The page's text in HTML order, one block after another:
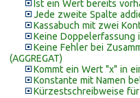
Ist ein Wert bereits
Jede zweite Spalte
Kassabuch mit zwei
Keine Doppelerfassung
Keine Fehler bei
(AGGREGAT)
Kommt ein Wert "x" in
Konstante mit Namen
Kürzestschreibweise